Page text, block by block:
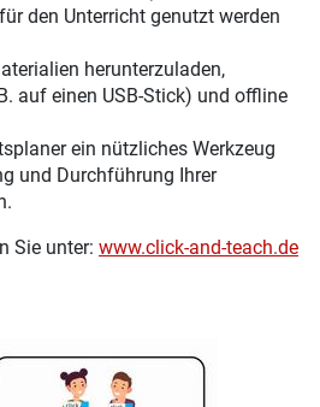
den Unterricht genutzt werden
herunterzuladen,
auf einen USB-Stick) und offline
ein nützliches Werkzeug
und Durchführung Ihrer
Sie unter: www.click-and-teach.de